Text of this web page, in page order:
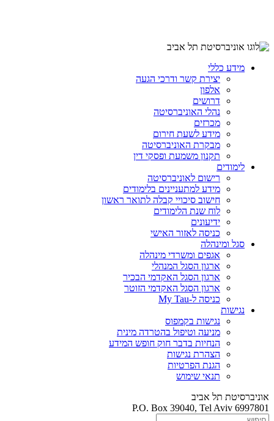
מידע כללי
יצירת קשר ודרכי הגעה
אלפון
דרושים
נהלי האוניברסיטה
מכרזים
מידע לשעת חירום
מבקרת האוניברסיטה
תקנון משמעת ופסקי דין
לימודים
רישום לאוניברסיטה
מידע למתעניינים בלימודים
חישוב סיכויי קבלה לתואר ראשון
לוח שנת הלימודים
ידיעונים
כניסה לאזור האישי
סגל ומינהלה
אגפים ומשרדי מינהלה
ארגון הסגל המנהלי
ארגון הסגל האקדמי הבכיר
ארגון הסגל האקדמי הזוטר
כניסה ל-My Tau
נגישות
נגישות בקמפוס
מניעה וטיפול בהטרדה מינית
הנחיות בדבר חוק חופש המידע
הצהרת נגישות
הגנת הפרטיות
תנאי שימוש
אוניברסיטת תל אביב
P.O. Box 39040, Tel Aviv 6997801